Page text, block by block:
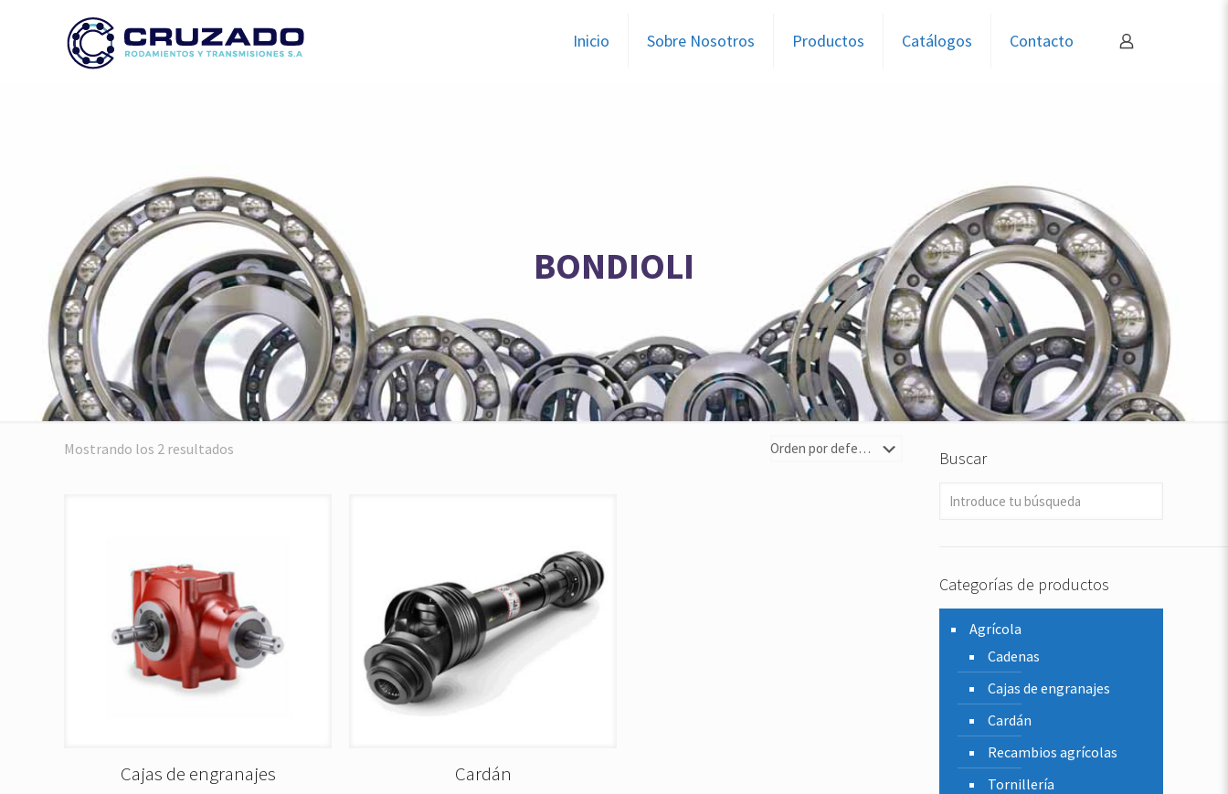
Inicio Sobre Nosotros Productos Catálogos Contacto
BONDIOLI
Mostrando los 2 resultados
Cajas de engranajes Cardán
Buscar
Categorías de productos
Agrícola
Cadenas
Cajas de engranajes
Cardán
Recambios agrícolas
Tornillería